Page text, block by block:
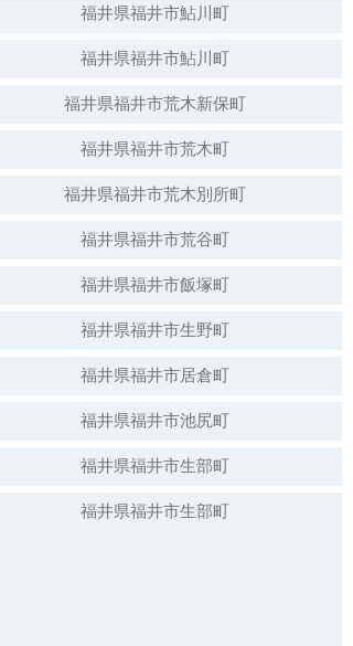
福井県福井市鮎川町
福井県福井市鮎川町
福井県福井市荒木新保町
福井県福井市荒木町
福井県福井市荒木別所町
福井県福井市荒谷町
福井県福井市飯塚町
福井県福井市生野町
福井県福井市居倉町
福井県福井市池尻町
福井県福井市生部町
福井県福井市生部町